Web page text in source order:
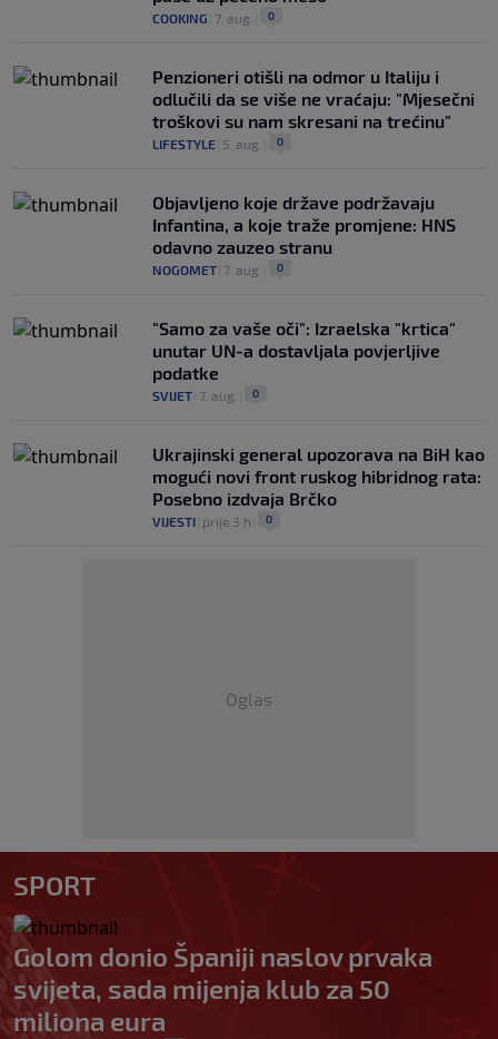
COOKING 7. aug. 0
Penzioneri otišli na odmor u Italiju i
odlučili da se više ne vraćaju: "Mjesečni
troškovi su nam skresani na trećinu"
LIFESTYLE 5. aug. 0
Objavljeno koje države podržavaju
Infantina, a koje traže promjene: HNS
odavno zauzeo stranu
NOGOMET 7. aug. 0
"Samo za vaše oči": Izraelska "krtica"
unutar UN-a dostavljala povjerljive
podatke
SVIJET 7. aug. 0
Ukrajinski general upozorava na BiH kao
mogući novi front ruskog hibridnog rata:
Posebno izdvaja Brčko
VIJESTI prije 3 h 0
Oglas
SPORT
Golom donio Španiji naslov prvaka
svijeta, sada mijenja klub za 50
miliona eura